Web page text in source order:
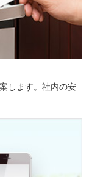
します。社内の安